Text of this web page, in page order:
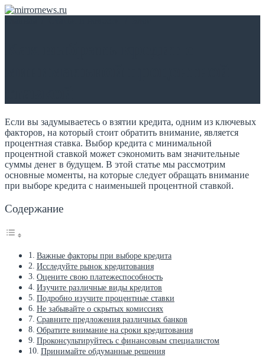
Если вы задумываетесь о взятии кредита, одним из ключевых
факторов, на который стоит обратить внимание, является
процентная ставка. Выбор кредита с минимальной
процентной ставкой может сэкономить вам значительные
суммы денег в будущем. В этой статье мы рассмотрим
основные моменты, на которые следует обращать внимание
при выборе кредита с наименьшей процентной ставкой.
Содержание
Важные факторы при выборе кредита
Исследуйте рынок кредитования
Оцените свою платежеспособность
Изучите различные виды кредитов
Подробно изучите процентные ставки
Не забывайте о скрытых комиссиях
Сравните предложения различных банков
Обратите внимание на сроки кредитования
Проконсультируйтесь с финансовым специалистом
Принимайте обдуманные решения